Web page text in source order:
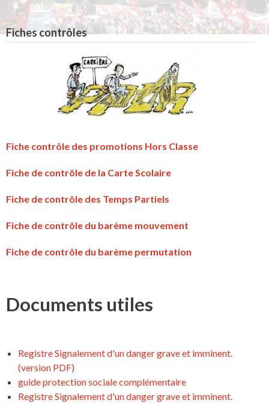
Fiches contrôles
Fiche contrôle des promotions Hors Classe
Fiche de contrôle de la Carte Scolaire
Fiche de contrôle des Temps Partiels
Fiche de contrôle du barème mouvement
Fiche de contrôle du barème permutation
Documents utiles
Registre Signalement d'un danger grave et imminent.
(version PDF)
guide protection sociale complémentaire
Registre Signalement d'un danger grave et imminent.